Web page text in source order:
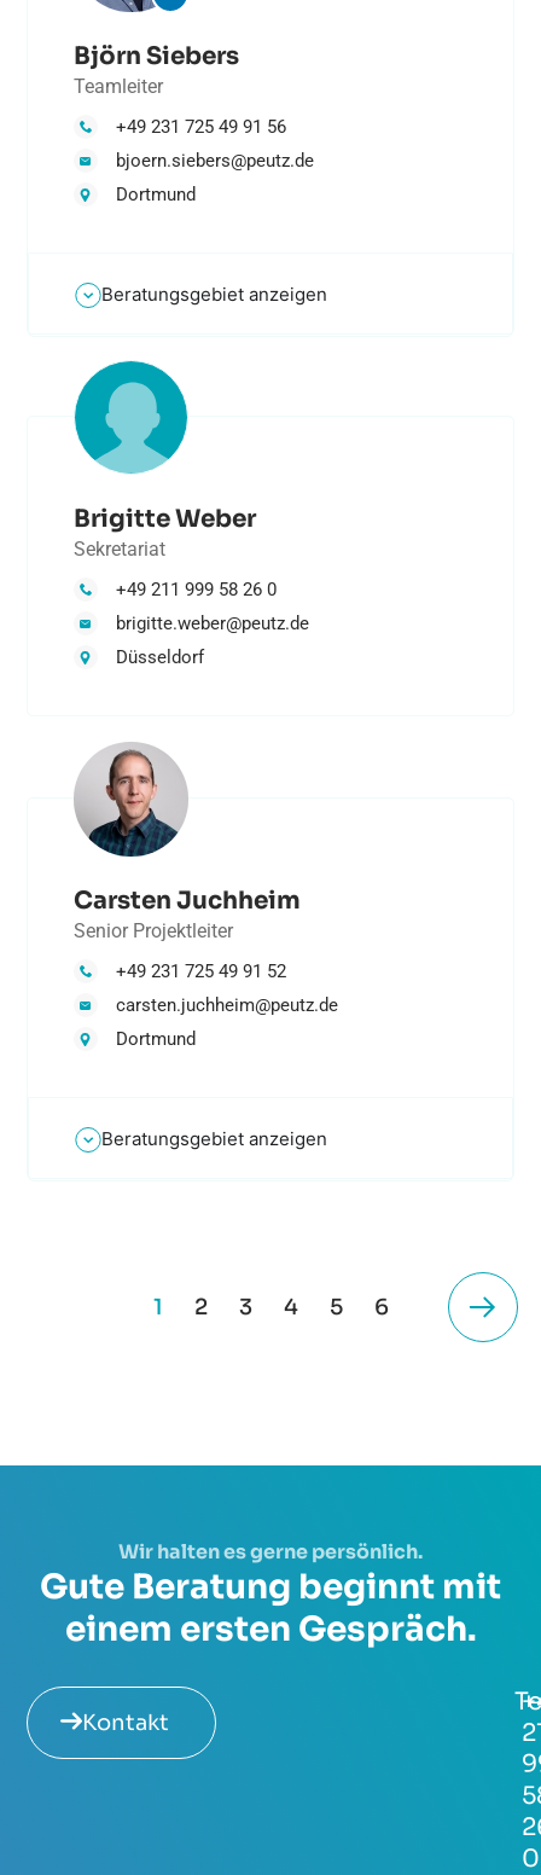
Björn Siebers
Teamleiter
+49 231 725 49 91 56
bjoern.siebers@peutz.de
Dortmund
Beratungsgebiet anzeigen
Brigitte Weber
Sekretariat
+49 211 999 58 26 0
brigitte.weber@peutz.de
Düsseldorf
Carsten Juchheim
Senior Projektleiter
+49 231 725 49 91 52
carsten.juchheim@peutz.de
Dortmund
Beratungsgebiet anzeigen
1 2 3 4 5 6
Wir halten es gerne persönlich.
Gute Beratung beginnt mit
einem ersten Gespräch.
Kontakt
0